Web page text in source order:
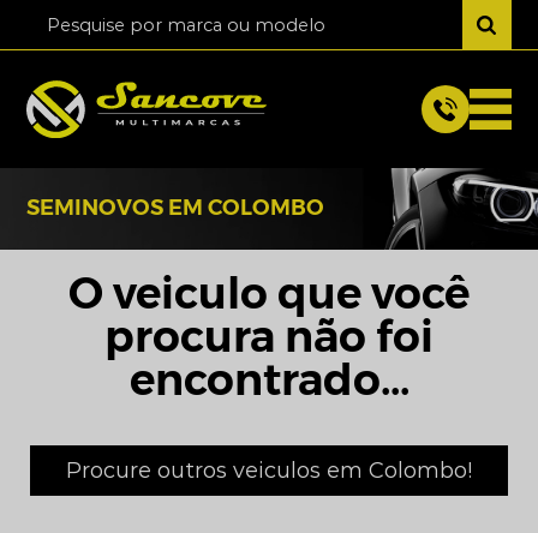
SEMINOVOS EM COLOMBO
O veiculo que você
procura não foi
encontrado...
Procure outros veiculos em Colombo!